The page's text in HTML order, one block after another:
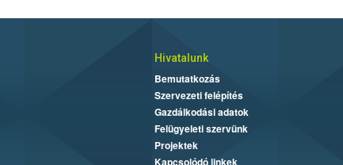
Hivatalunk
Bemutatkozás
Szervezeti felépítés
Gazdálkodási adatok
Felügyeleti szervünk
Projektek
Kapcsolódó linkek